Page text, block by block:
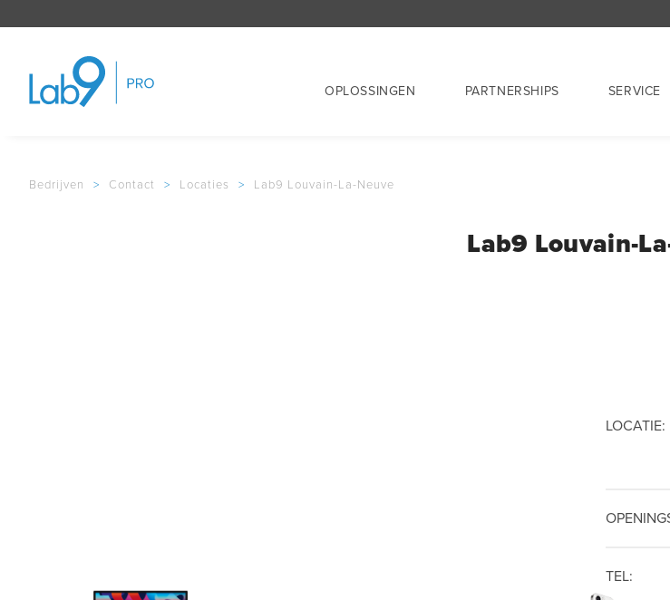
OPLOSSINGEN PARTNERSHIPS SERVICE
Bedrijven > Contact > Locaties > Lab9 Louvain-La-Neuve
Lab9 Louvain-
LOCATIE:
TEL: